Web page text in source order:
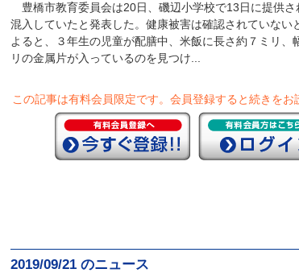
豊橋市教育委員会は20日、磯辺小学校で13日に提供さ
混入していたと発表した。健康被害は確認されていな
よると、３年生の児童が配膳中、米飯に長さ約７ミリ、
リの金属片が入っているのを見つけ...
この記事は有料会員限定です。 会員登録すると続きをお
2019/09/21 のニュース